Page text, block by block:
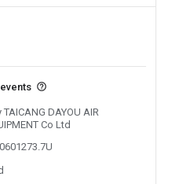
DAYOU AIR
Co Ltd